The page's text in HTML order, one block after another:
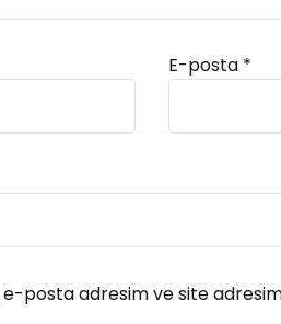
E-posta *
posta adresim ve site